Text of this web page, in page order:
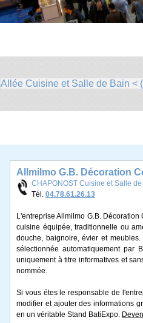
Allée Cuisine et Salle de Bain <
Allmilmo G.B. Décoration
CHAPONOST Cuisine et Salle de
Tél. 04.78.61.26.13
L'entreprise Allmilmo G.B.
cuisine équipée, traditionnelle ou
douche, baignoire, évier et
sélectionnée automatiquement par
uniquement à titre informatives et
nommée.
Si vous étes le responsable de
modifier et ajouter des informations
en un véritable Stand BatiExpo.